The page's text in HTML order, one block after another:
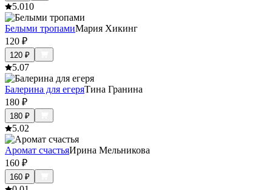
5.010
Белыми тропамиМария Хикинг
120 ₽
120 ₽
5.07
Балерина для егеряТина Гранина
180 ₽
180 ₽
5.02
Аромат счастьяИрина Мельникова
160 ₽
160 ₽